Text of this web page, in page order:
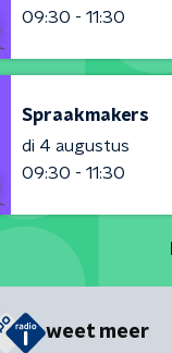
09:30 - 11:30
Spraakmakers
di 4 augustus
09:30 - 11:30
weet meer